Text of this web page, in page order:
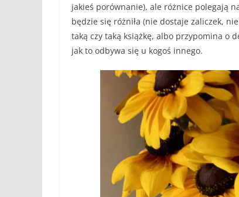
jakieś porównanie), ale różnice polegają
będzie się różniła (nie dostaje zaliczek,
taką czy taką książkę, albo przypomina o
jak to odbywa się u kogoś innego.